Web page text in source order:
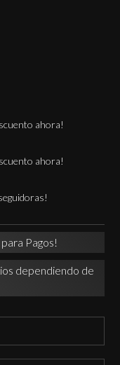
ahora!
ahora!
Pagos!
dependiendo de